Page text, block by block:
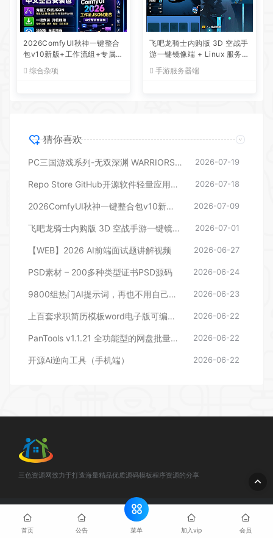
2026ComfyUI秋神一键整合
包v10新版+工作流组+专属提
示词+全套资源包
综合杂项
飞吧龙骑士内购版 3D 空战手
游一键镜像端 + Linux 服务端
+ CDK 后台教程
手游服务器端
猜你喜欢
PC三国游戏系列-无双深渊 WARRIORS Abyss 全DLC TENOKE文版 免安装免费网盘下载 2026-07-19
Repo Store GitHub开源软件轻量应用商店 免费无广告 2026-07-18
2026ComfyUI秋神一键整合包v10新版+工作流组+专属提示词+全套资源包 2026-07-09
飞吧龙骑士内购版 3D 空战手游一键镜像端 + Linux 服务端 + CDK 后台教程 2026-07-01
【WEB】2026 AI前端面试题讲解视频 2026-06-27
PSD素材 – 200多种类型证书PSD源码 2026-06-24
9800组热门AI提示词，再也不用自己苦苦想指令！ 2026-06-23
上百套求职简历模板word电子版可编辑打印 2026-06-22
PanTools v1.1.21 全功能型的网盘批量管理&操作工具 2026-06-22
开源Ai逆向工具（手机端） 2026-06-22
三色资源网致力于打造海量精品优质源码模板程序资源的分享
© 2025 三色资源网 - 3se.cc & . All rights reserved 网站地图
ICP备888888888号
首页 公告 菜单 加入vip 会员